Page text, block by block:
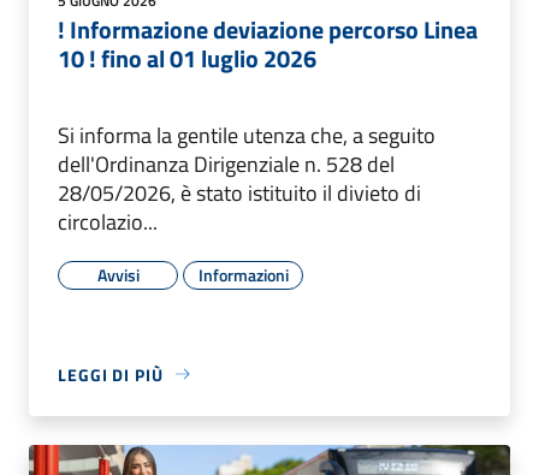
! Informazione deviazione percorso Linea
10 ! fino al 01 luglio 2026
Si informa la gentile utenza che, a seguito
dell'Ordinanza Dirigenziale n. 528 del
28/05/2026, è stato istituito il divieto di
circolazio...
Avvisi Informazioni
LEGGI DI PIÙ